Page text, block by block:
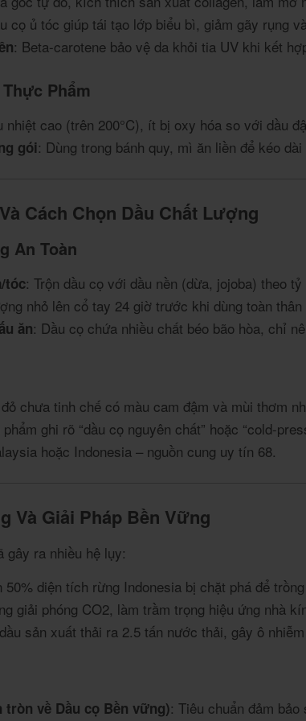
cọ ủ tóc giúp tái tạo lớp biểu bì, giảm gãy rụng
: Beta-carotene bảo vệ da khỏi tia UV khi kết
Phẩm
nhiệt cao (trên 200°C), ít bị oxy hóa so với dầu
gói: Dùng trong bánh quy, mì ăn liền để kéo
Cách Chọn Dầu Chất Lượng
An Toàn
tóc: Trộn dầu cọ với dầu nền (dừa, jojoba) theo
nhỏ lên cổ tay 24 giờ trước khi dùng toàn thân
ăn: Dầu cọ chứa nhiều chất béo bão hòa, chỉ
chưa tinh chế có màu cam đậm và mùi thơm
ghi rõ “dầu cọ nguyên chất” hoặc “cold-
hoặc Indonesia – nguồn cung uy tín 68.
Và Giải Pháp Bền Vững
gây ra nhiều hệ lụy:
50% diện tích rừng Indonesia bị chặt phá để
giải phóng CO2, làm trầm trọng hiệu ứng nhà
sản xuất thải ra 2.5 tấn nước thải, gây ô
tròn về Dầu cọ Bền vững): Tiêu chuẩn đảm